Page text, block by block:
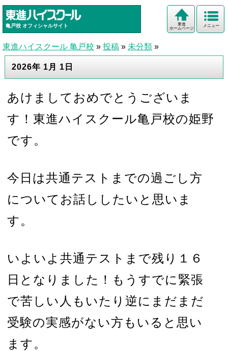
亀戸校 オフィシャルサイト メニュー
東進
ホームページ
東進ハイスクール 亀戸校 » 投稿 » 未分類 »
2026年 1月 1日
あけましておめでとうございま
す！東進ハイスクール亀戸校の姫野
です。
今日は共通テストまでの過ごし方
についてお話ししたいと思いま
す。
いよいよ共通テストまで残り１６
日となりました！もうすでに緊張
で苦しい人もいたり逆にまだまだ
受験の実感がない方もいると思い
ます。